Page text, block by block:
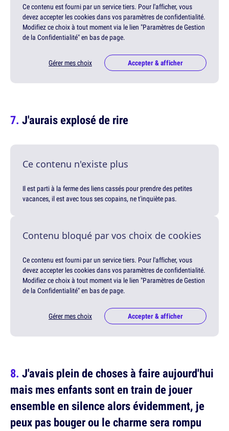
Ce contenu est fourni par un service tiers. Pour l'afficher, vous
devez accepter les cookies dans vos paramètres de confidentialité.
Modifiez ce choix à tout moment via le lien "Paramètres de Gestion
de la Confidentialité" en bas de page.
Gérer mes choix Accepter & afficher
J'aurais explosé de rire
Ce contenu n'existe plus
Il est parti à la ferme des liens cassés pour prendre des petites
vacances, il est avec tous ses copains, ne t'inquiète pas.
Contenu bloqué par vos choix de cookies
Ce contenu est fourni par un service tiers. Pour l'afficher, vous
devez accepter les cookies dans vos paramètres de confidentialité.
Modifiez ce choix à tout moment via le lien "Paramètres de Gestion
de la Confidentialité" en bas de page.
Gérer mes choix Accepter & afficher
J'avais plein de choses à faire aujourd'hui
mais mes enfants sont en train de jouer
ensemble en silence alors évidemment, je
peux pas bouger ou le charme sera rompu